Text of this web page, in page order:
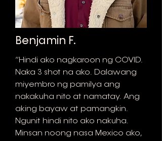
Benjamin F.
“Hindi ako nagkaroon ng COVID.
Naka 3 shot na ako. Dalawang
miyembro ng pamilya ang
nakakuha nito at namatay. Ang
aking bayaw at pamangkin.
Ngunit hindi nito ako nakuha.
Minsan noong nasa Mexico ako,